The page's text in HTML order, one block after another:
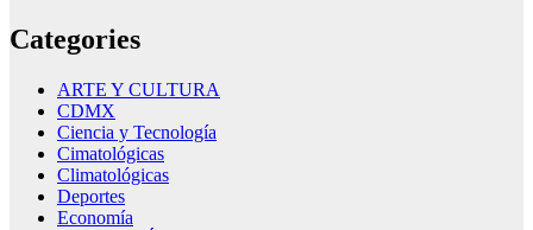
Categories
ARTE Y CULTURA
CDMX
Ciencia y Tecnología
Cimatológicas
Climatológicas
Deportes
Economía